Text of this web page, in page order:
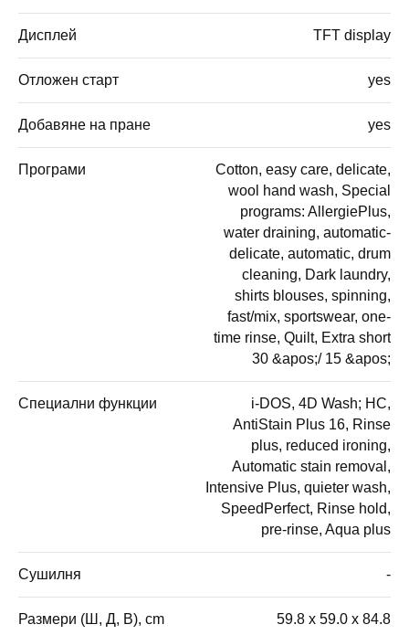
Дисплей TFT display
Отложен старт yes
Добавяне на пране yes
Програми
Cotton, easy care, delicate,
wool hand wash, Special
programs: AllergiePlus,
water draining, automatic-
delicate, automatic, drum
cleaning, Dark laundry,
shirts blouses, spinning,
fast/mix, sportswear, one-
time rinse, Quilt, Extra short
30 &apos;/ 15 &apos;
Специални функции
i-DOS, 4D Wash; HC,
AntiStain Plus 16, Rinse
plus, reduced ironing,
Automatic stain removal,
Intensive Plus, quieter wash,
SpeedPerfect, Rinse hold,
pre-rinse, Aqua plus
Сушилня -
Размери (Ш, Д, В), cm 59.8 x 59.0 x 84.8